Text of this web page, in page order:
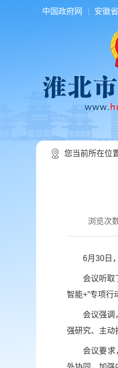
中国政府网 安徽
您当前所在位
浏览次
6月30日
会议听取
智能+”专项行
会议强调
强研究、主动
会议要求